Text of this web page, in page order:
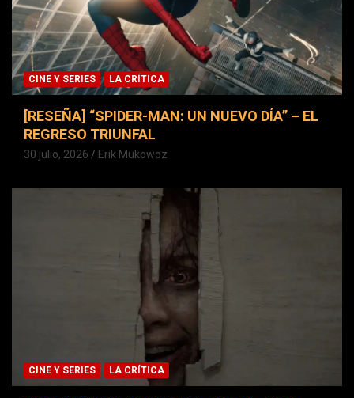
CINE Y SERIES LA CRÍTICA
[RESEÑA] “SPIDER-MAN: UN NUEVO DÍA” – EL
REGRESO TRIUNFAL
30 julio, 2026 Erik Mukowoz
CINE Y SERIES LA CRÍTICA